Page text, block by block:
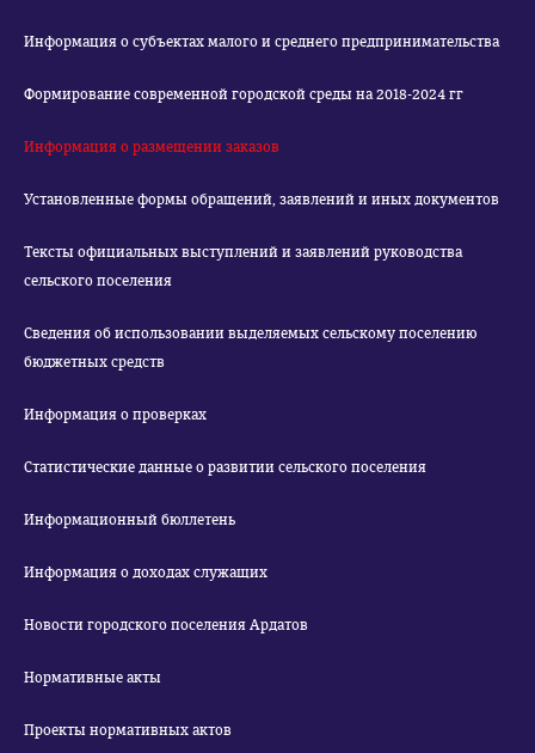
Информация о субъектах малого и среднего предпринимательства
Формирование современной городской среды на 2018-2024 гг
Информация о размещении заказов
Установленные формы обращений, заявлений и иных документов
Тексты официальных выступлений и заявлений руководства
сельского поселения
Сведения об использовании выделяемых сельскому поселению
бюджетных средств
Информация о проверках
Статистические данные о развитии сельского поселения
Информационный бюллетень
Информация о доходах служащих
Новости городского поселения Ардатов
Нормативные акты
Проекты нормативных актов